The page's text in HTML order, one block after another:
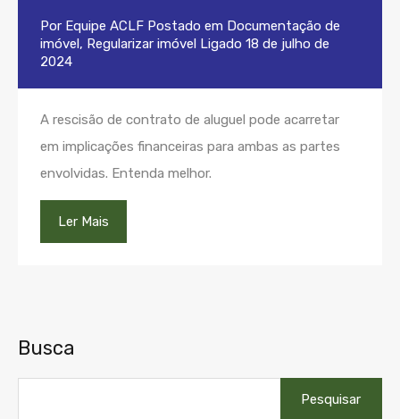
Por Equipe ACLF Postado em Documentação de
imóvel, Regularizar imóvel Ligado 18 de julho de
2024
A rescisão de contrato de aluguel pode acarretar
em implicações financeiras para ambas as partes
envolvidas. Entenda melhor.
Ler Mais
Busca
por: